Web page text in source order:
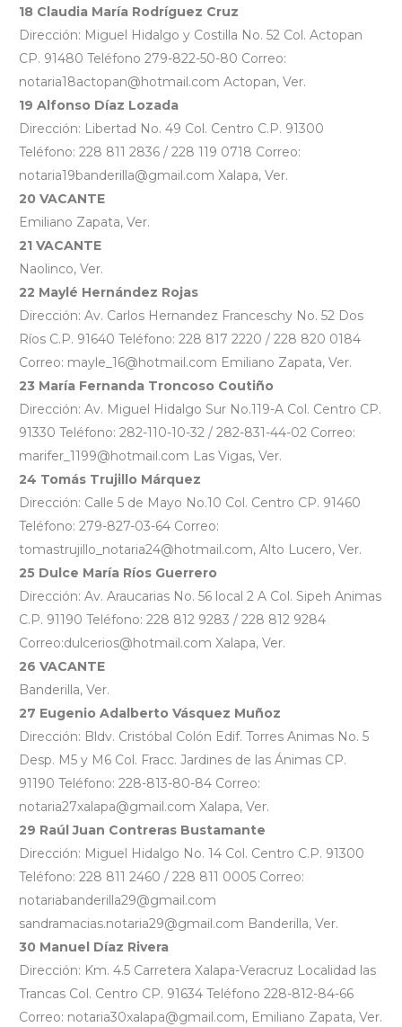
18 Claudia María Rodríguez Cruz
Dirección: Miguel Hidalgo y Costilla No. 52 Col. Actopan
CP. 91480 Teléfono 279-822-50-80 Correo:
notaria18actopan@hotmail.com Actopan, Ver.
19 Alfonso Díaz Lozada
Dirección: Libertad No. 49 Col. Centro C.P. 91300
Teléfono: 228 811 2836 / 228 119 0718 Correo:
notaria19banderilla@gmail.com Xalapa, Ver.
20 VACANTE
Emiliano Zapata, Ver.
21 VACANTE
Naolinco, Ver.
22 Maylé Hernández Rojas
Dirección: Av. Carlos Hernandez Franceschy No. 52 Dos
Ríos C.P. 91640 Teléfono: 228 817 2220 / 228 820 0184
Correo: mayle_16@hotmail.com Emiliano Zapata, Ver.
23 María Fernanda Troncoso Coutiño
Dirección: Av. Miguel Hidalgo Sur No.119-A Col. Centro CP.
91330 Teléfono: 282-110-10-32 / 282-831-44-02 Correo:
marifer_1199@hotmail.com Las Vigas, Ver.
24 Tomás Trujillo Márquez
Dirección: Calle 5 de Mayo No.10 Col. Centro CP. 91460
Teléfono: 279-827-03-64 Correo:
tomastrujillo_notaria24@hotmail.com, Alto Lucero, Ver.
25 Dulce María Ríos Guerrero
Dirección: Av. Araucarias No. 56 local 2 A Col. Sipeh Animas
C.P. 91190 Teléfono: 228 812 9283 / 228 812 9284
Correo:dulcerios@hotmail.com Xalapa, Ver.
26 VACANTE
Banderilla, Ver.
27 Eugenio Adalberto Vásquez Muñoz
Dirección: Bldv. Cristóbal Colón Edif. Torres Animas No. 5
Desp. M5 y M6 Col. Fracc. Jardines de las Ánimas CP.
91190 Teléfono: 228-813-80-84 Correo:
notaria27xalapa@gmail.com Xalapa, Ver.
29 Raúl Juan Contreras Bustamante
Dirección: Miguel Hidalgo No. 14 Col. Centro C.P. 91300
Teléfono: 228 811 2460 / 228 811 0005 Correo:
notariabanderilla29@gmail.com
sandramacias.notaria29@gmail.com Banderilla, Ver.
30 Manuel Díaz Rivera
Dirección: Km. 4.5 Carretera Xalapa-Veracruz Localidad las
Trancas Col. Centro CP. 91634 Teléfono 228-812-84-66
Correo: notaria30xalapa@gmail.com, Emiliano Zapata, Ver.